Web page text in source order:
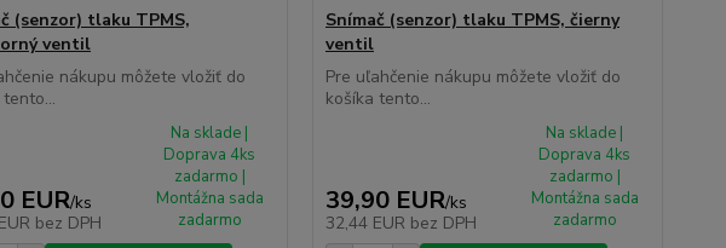
(senzor) tlaku TPMS,
ventil
nákupu môžete vložiť do
EUR/ks
bez DPH
Na sklade |
Doprava 4ks
zadarmo |
Montážna sada
zadarmo
Snímač (senzor) tlaku TPMS, čierny
ventil
Pre uľahčenie nákupu môžete vložiť do
košíka tento...
39,90 EUR/ks
32,44 EUR bez DPH
Na sklade |
Doprava 4ks
zadarmo |
Montážna sada
zadarmo